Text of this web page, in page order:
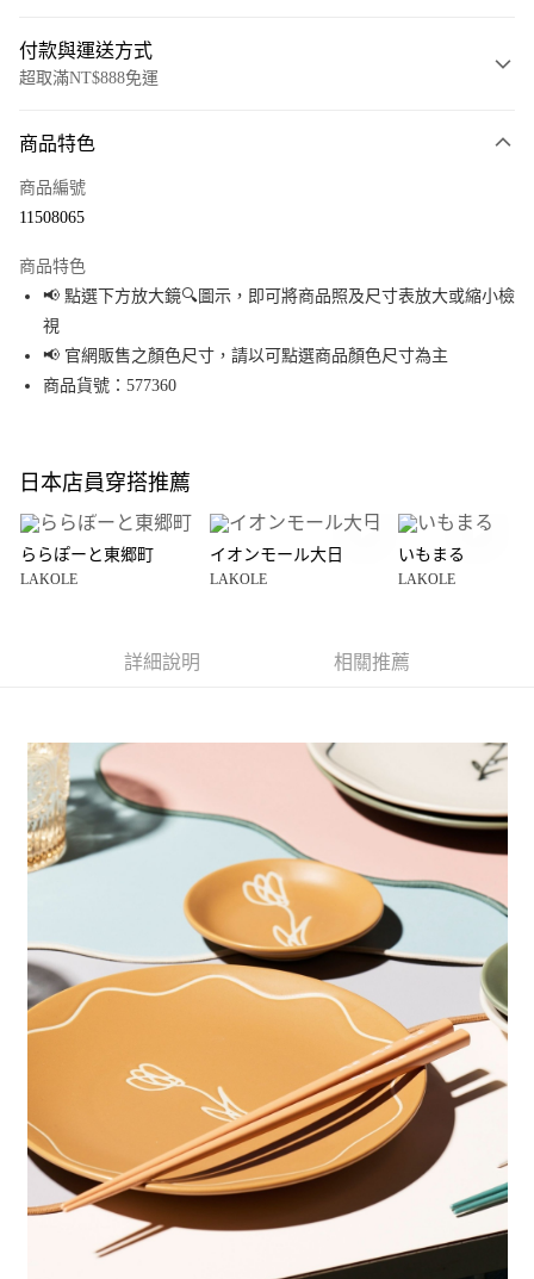
付款與運送方式
超取滿NT$888免運
信用卡一次付款
Apple Pay
街口支付
悠遊付
全盈+PAY
大哥付你分期
【大哥付你分期使用說明】
1.本服務由台灣大哥大提供，台灣大哥大用戶可立即使用無須另外申請。
3.實際核准額度、可分期數及費用金額請依後續交易確認頁面所載為準。
【繳款方式說明】
1.分期款項不併入電信帳單，「大哥付你分期」於每月結算日後寄送繳費提
醒簡訊。
2.透過簡訊連結打開帳單後，可選擇「超商條碼／台灣大直營門市／銀行轉
帳／街口支付／iPASS MONEY」等通路繳費。
1.本服務係由「台灣大哥大股份有限公司」（以下簡稱本公司）所提供，讓
用戶於交易時，得透過本服務購買商品或服務，並由商店將買賣／分期付款
買賣價金債權讓與本公司後，依約使用本公司帳單繳交帳款。
2.基於同意付款使用「大哥付你分期」之契約關係目的，商店將以您的個人
資料（包含姓名、電話或地址）提供予台灣大哥大進項蒐集、處理及利用，
由本公司與您本人進行分期帳單所需資料之確認、核對及更正。
3.完整用戶服務條款，請詳閱以下連結：
https://oppay.tw/userRule
AFTEE先享後付
AFTEE先享後付是「在收到商品之後才付款」的支付方式。 讓您購物簡單便
３．安心：先確認商品／服務後，再付款。
【「AFTEE先享後付」結帳流程】
１．於結帳方式選擇「AFTEE先享後付」後，將跳轉至「AFTEE先享後付」
結帳頁面，進行簡訊認證並確認金額後，即可完成結帳。
２．訂單成立數日內，您將收到繳費通知簡訊。
３．收到繳費通知簡訊後14天內，點擊此簡訊中的連結，可透過四大超商／
ATM／網路銀行／等多元方式進行付款，方視為交易完成。
※ 請注意：結帳手續完成當下不需立刻繳費，但若您需要取消訂單，請聯絡
購買商品的店家。未經商家同意取消之訂單仍視為有效，需透過AFTEE先享
後付繳納相關費用。
※ 交易是否成功請以「AFTEE先享後付 」之結帳頁面顯示為準，若有關於
是否繳費成功／繳費後需取消欲退款等相關疑問，請聯繫「AFTEE先享後付
客戶支援中心」
https://netprotections.freshdesk.com/support/home
１．透過由恩沛科技股份有限公司提供之「AFTEE先享後付」服務完成之交
易，需依本服務之必要範圍內提供個人資料，並將交易相關給付款項請求債
權轉讓予恩沛科技股份有限公司。
２．關於個人資料處理事宜，請瀏覽以下網址：
https://aftee.tw/terms/#terms3
３．未成年的使用者請事先徵得法定代理人或監護人之同意方可使用
「AFTEE先享後付」，若未經同意申辦者引起之損失，本公司不負相關責
任。
４．使用「AFTEE先享後付」時，將依據個別帳號之用戶狀況，依本公司即
時審查核予不同之上限額度；若仍有額度不足之情形，本公司將視審查結果
每筆NT$80，滿NT$888(含以上)免運費
付款後 全家取貨
每筆NT$80，滿NT$888(含以上)免運費
7-11 取貨付款
每筆NT$80，滿NT$1,500(含以上)免運費
付款後 7-11取貨
每筆NT$80，滿NT$1,500(含以上)免運費
宅配
商品特色
商品編號
11508065
商品特色
📢 點選下方放大鏡🔍圖示，即可將商品照及尺寸表放大或縮小檢
視
📢 官網販售之顏色尺寸，請以可點選商品顏色尺寸為主
商品貨號：577360
日本店員穿搭推薦
ららぽーと東郷町
LAKOLE
イオンモール大日
LAKOLE
いもまる
LAKOLE
詳細說明 相關推薦